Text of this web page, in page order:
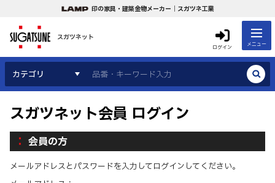
印の家具・建築金物メーカー｜スガツネ工業
スガツネット
ログイン メニュー
カテゴリ
スガツネット会員 ログイン
会員の方
メールアドレスとパスワードを入力してログインしてください。